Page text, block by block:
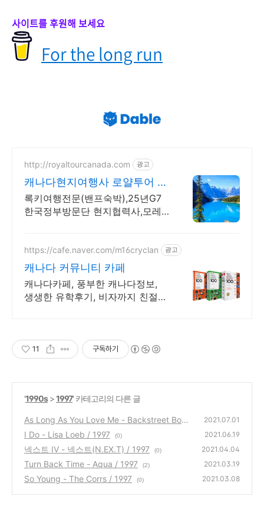
사이트를 후원해 보세요
For the long run
http://royaltourcanada.com 광고
캐나다현지여행사 로얄투어 호
수의 왕 모레인호수 방문
록키여행전문(밴프숙박),25년G7
한국정부방문단 현지협력사,모레
https://cafe.naver.com/m16cryclan 광고
캐나다 커뮤니티 카페
캐나다카페, 풍부한 캐나다정보,
생생한 유학후기, 비자까지 친절한
11 구독하기
'1990s>1997' 카테고리의 다른 글
As Long As You Love Me - Backstreet Boys
/ 1997
(0)
2021.07.01
I Do - Lisa Loeb / 1997 (0) 2021.06.19
넥스트 IV - 넥스트(N.EX.T) / 1997 (0) 2021.04.04
Turn Back Time - Aqua / 1997 (2) 2021.03.19
So Young - The Corrs / 1997 (0) 2021.03.08